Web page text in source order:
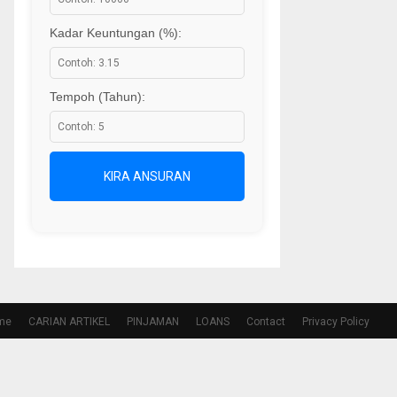
Kadar Keuntungan (%):
Tempoh (Tahun):
KIRA ANSURAN
CARIAN ARTIKEL PINJAMAN LOANS Contact Privacy Policy